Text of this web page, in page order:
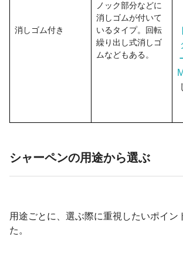
消しゴム付き
ノック部分などに
消しゴムが付いて
いるタイプ。回転
繰り出し式消しゴ
ムなどもある。
シャーペンの用途から選ぶ
用途ごとに、選ぶ際に重視したいポイン
た。